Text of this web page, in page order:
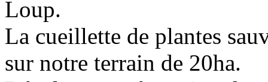
Loup.
La cueillette de plantes
sur notre terrain de 20ha.